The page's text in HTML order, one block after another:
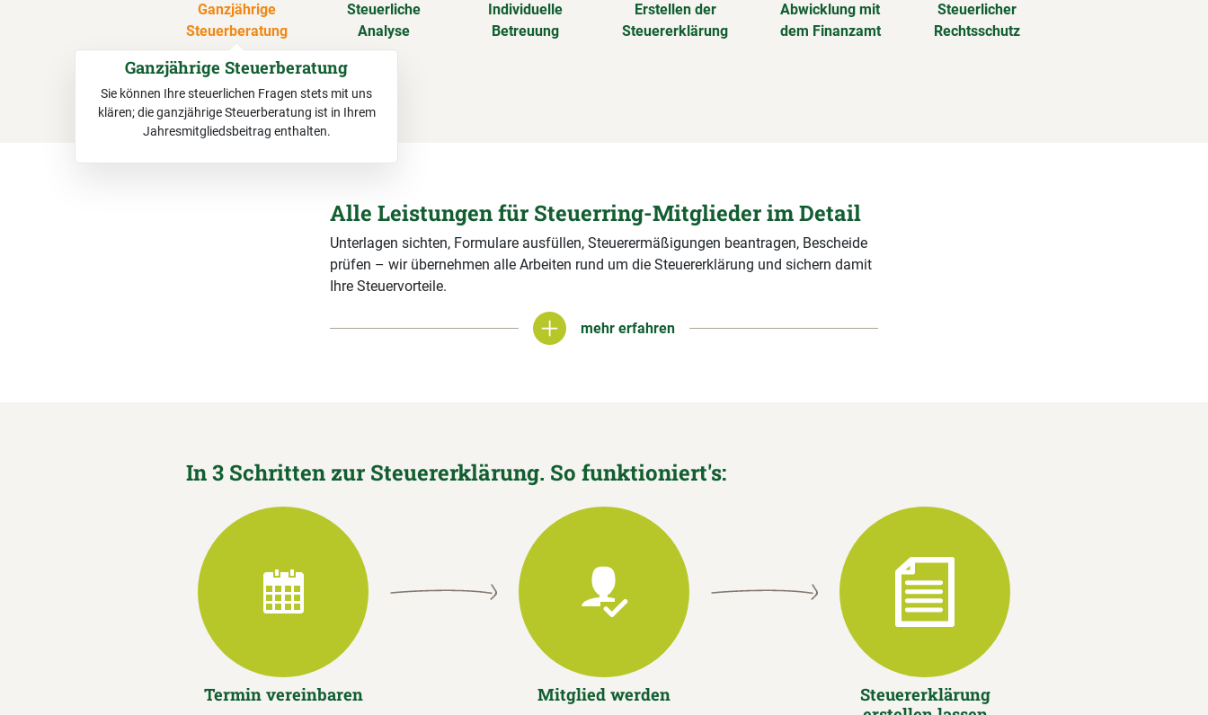
Ganzjährige
Steuerberatung
Steuerliche
Analyse
Individuelle
Betreuung
Erstellen der
Steuererklärung
Abwicklung mit
dem Finanzamt
Steuerlicher
Rechtsschutz
Alle Leistungen für Steuerring-Mitglieder im Detail
Unterlagen sichten, Formulare ausfüllen, Steuerermäßigungen beantragen, Bescheide
prüfen – wir übernehmen alle Arbeiten rund um die Steuererklärung und sichern damit
Ihre Steuervorteile.
mehr erfahren
mehr erfahren
In 3 Schritten zur Steuererklärung. So funktioniert's:
Termin vereinbaren Mitglied werden
Steuererklärung
Ganzjährige Steuerberatung
Sie können Ihre steuerlichen Fragen stets mit uns
klären; die ganzjährige Steuerberatung ist in Ihrem
Jahresmitgliedsbeitrag enthalten.